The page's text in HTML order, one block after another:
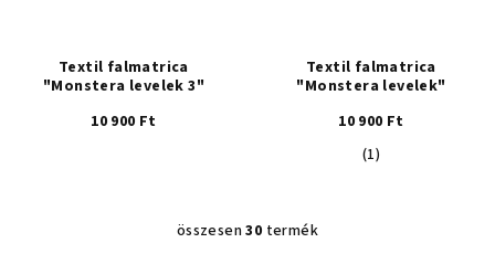
Textil falmatrica
"Monstera levelek 3"
10 900 Ft
Textil falmatrica
"Monstera levelek"
10 900 Ft
A
(1)
L
összesen30 termék